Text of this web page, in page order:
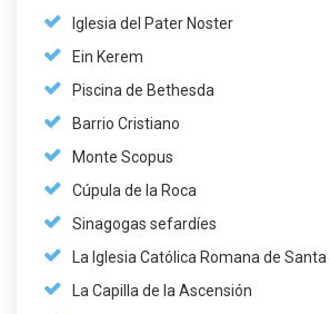
Iglesia del Pater Noster
Ein Kerem
Piscina de Bethesda
Barrio Cristiano
Monte Scopus
Cúpula de la Roca
Sinagogas sefardíes
La Iglesia Católica Romana de
La Capilla de la Ascensión